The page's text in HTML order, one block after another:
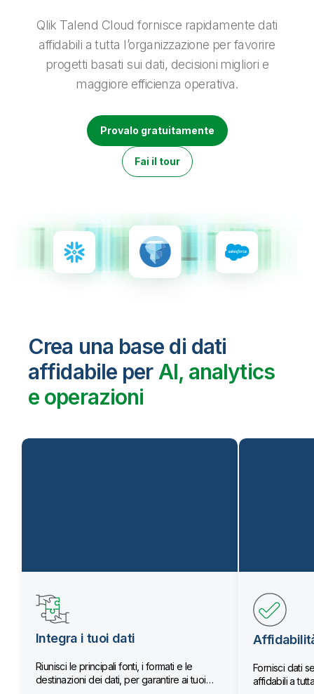
Documentazione di prodotto
Sedi nel mondo
Talend
Qlik Talend Cloud fornisce rapidamente dati
affidabili a tutta l’organizzazione per favorire
progetti basati sui dati, decisioni migliori e
maggiore efficienza operativa.
Provalo gratuitamente
Fai il tour
Crea una base di dati
affidabile per AI, analytics
e operazioni
Integra i tuoi dati
Riunisci le principali fonti, i formati e le
destinazioni dei dati, per garantire ai tuoi
Fornisci dati
affidabili a